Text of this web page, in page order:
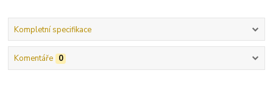
Kompletní specifikace
Komentáře 0